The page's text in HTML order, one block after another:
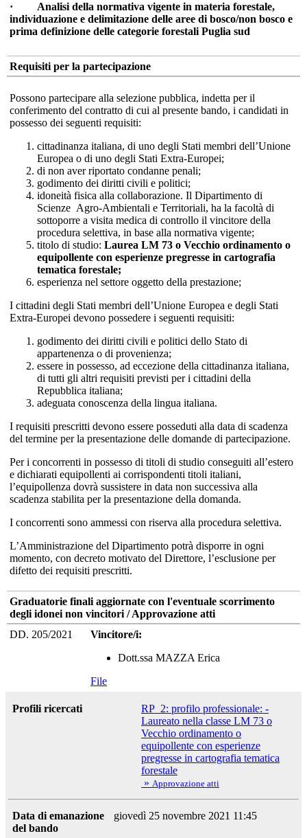
· Analisi della normativa vigente in materia forestale,
individuazione e delimitazione delle aree di bosco/non bosco e
prima definizione delle categorie forestali Puglia sud
Requisiti per la partecipazione
Possono partecipare alla selezione pubblica, indetta per il
conferimento del contratto di cui al presente bando, i candidati in
possesso dei seguenti requisiti:
cittadinanza italiana, di uno degli Stati membri dell’Unione
Europea o di uno degli Stati Extra-Europei;
di non aver riportato condanne penali;
godimento dei diritti civili e politici;
idoneità fisica alla collaborazione. Il Dipartimento di
Scienze Agro-Ambientali e Territoriali, ha la facoltà di
sottoporre a visita medica di controllo il vincitore della
procedura selettiva, in base alla normativa vigente;
titolo di studio: Laurea LM 73 o Vecchio ordinamento o
equipollente con esperienze pregresse in cartografia
tematica forestale;
esperienza nel settore oggetto della prestazione;
I cittadini degli Stati membri dell’Unione Europea e degli Stati
Extra-Europei devono possedere i seguenti requisiti:
godimento dei diritti civili e politici dello Stato di
appartenenza o di provenienza;
essere in possesso, ad eccezione della cittadinanza italiana,
di tutti gli altri requisiti previsti per i cittadini della
Repubblica italiana;
adeguata conoscenza della lingua italiana.
I requisiti prescritti devono essere posseduti alla data di scadenza
del termine per la presentazione delle domande di partecipazione.
Per i concorrenti in possesso di titoli di studio conseguiti all’estero
e dichiarati equipollenti ai corrispondenti titoli italiani,
l’equipollenza dovrà sussistere in data non successiva alla
scadenza stabilita per la presentazione della domanda.
I concorrenti sono ammessi con riserva alla procedura selettiva.
L’Amministrazione del Dipartimento potrà disporre in ogni
momento, con decreto motivato del Direttore, l’esclusione per
difetto dei requisiti prescritti.
Graduatorie finali aggiornate con l'eventuale scorrimento
degli idonei non vincitori / Approvazione atti
DD. 205/2021
Vincitore/i:
Dott.ssa MAZZA Erica
File
Profili ricercati
RP_2: profilo professionale: -
Laureato nella classe LM 73 o
Vecchio ordinamento o
equipollente con esperienze
pregresse in cartografia tematica
forestale
» Approvazione atti
Data di emanazione
del bando
giovedì 25 novembre 2021 11:45